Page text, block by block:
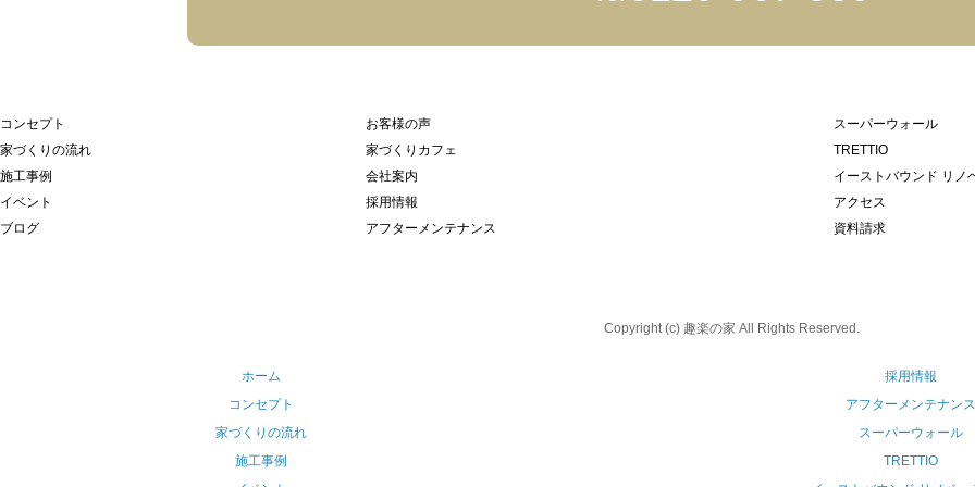
コンセプト
家づくりの流れ
施工事例
イベント
ブログ
お客様の声
家づくりカフェ
会社案内
採用情報
アフターメンテナンス
スーパーウォール
TRETTIO
イーストバウンド リノ
アクセス
資料請求
Copyright (c) 趣楽の家 All Rights Reserved.
ホーム
コンセプト
家づくりの流れ
施工事例
採用情報
アフターメンテナンス
スーパーウォール
TRETTIO